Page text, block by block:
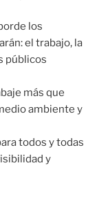
los
el trabajo, la
públicos
más que
ambiente y
todos y todas
y